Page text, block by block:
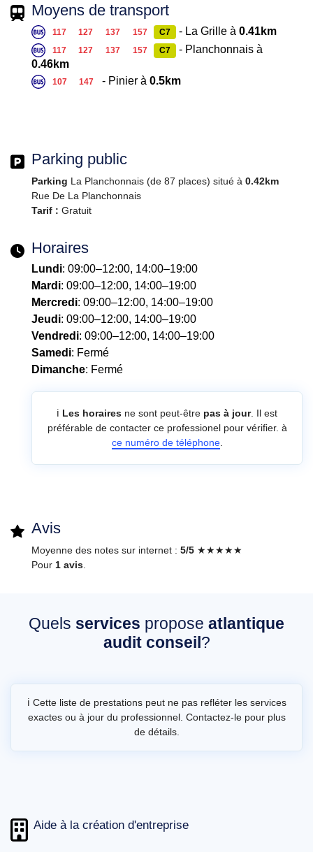
Moyens de transport
117 127 137 157 C7 - La Grille à 0.41km
117 127 137 157 C7
- Planchonnais à
0.46km
107 147 - Pinier à0.5km
Parking public
Parking La Planchonnais (de 87 places) situé à 0.42km
Rue De La Planchonnais
Tarif : Gratuit
Horaires
Lundi: 09:00–12:00, 14:00–19:00
Mardi: 09:00–12:00, 14:00–19:00
Mercredi: 09:00–12:00, 14:00–19:00
Jeudi: 09:00–12:00, 14:00–19:00
Vendredi: 09:00–12:00, 14:00–19:00
Samedi: Fermé
Dimanche: Fermé
ℹ️ Les horaires ne sont peut-être pas à jour. Il est
préférable de contacter ce professionel pour vérifier. à
ce numéro de téléphone.
Avis
Moyenne des notes sur internet : 5/5 ★★★★★
Pour 1 avis
Quels services propose atlantique
audit conseil?
ℹ️ Cette liste de prestations peut ne pas refléter les services
exactes ou à jour du professionnel. Contactez-le pour plus
de détails.
Aide à la création d'entreprise